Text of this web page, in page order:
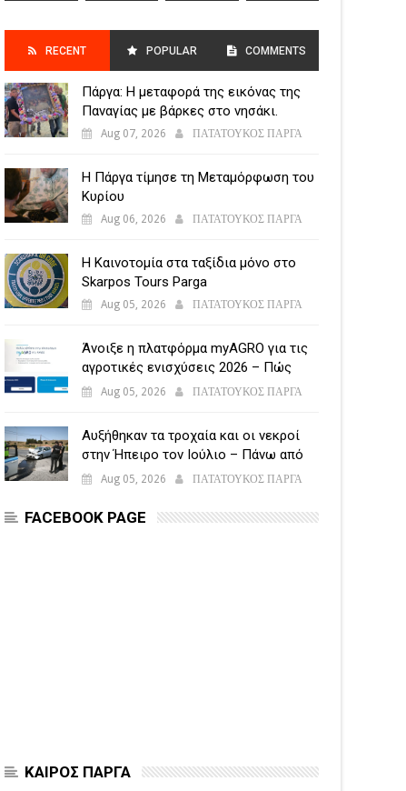
RECENT POPULAR
POSTS
COMMENTS
Πάργα: Η μεταφορά της εικόνας της
Παναγίας με βάρκες στο νησάκι.
Aug 07, 2026 ΠΑΤΑΤΟΥΚΟΣ ΠΑΡΓΑ
Η Πάργα τίμησε τη Μεταμόρφωση του
Κυρίου
Aug 06, 2026 ΠΑΤΑΤΟΥΚΟΣ ΠΑΡΓΑ
Η Καινοτομία στα ταξίδια μόνο στο
Skarpos Tours Parga
Aug 05, 2026 ΠΑΤΑΤΟΥΚΟΣ ΠΑΡΓΑ
Άνοιξε η πλατφόρμα myAGRO για τις
αγροτικές ενισχύσεις 2026 – Πώς
υποβάλλεται η Ενιαία Αίτηση
Aug 05, 2026 ΠΑΤΑΤΟΥΚΟΣ ΠΑΡΓΑ
Αυξήθηκαν τα τροχαία και οι νεκροί
στην Ήπειρο τον Ιούλιο – Πάνω από
5.500 παραβάσεις
Aug 05, 2026 ΠΑΤΑΤΟΥΚΟΣ ΠΑΡΓΑ
FACEBOOK PAGE
ΚΑΙΡΟΣ ΠΑΡΓΑ